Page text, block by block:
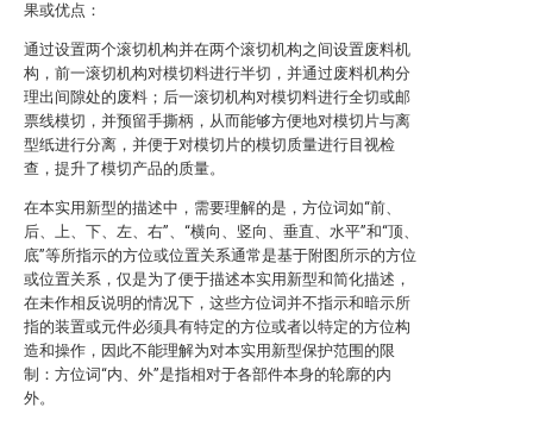
果或优点：
通过设置两个滚切机构并在两个滚切机构之间设置废料机
构，前一滚切机构对模切料进行半切，并通过废料机构分
理出间隙处的废料；后一滚切机构对模切料进行全切或邮
票线模切，并预留手撕柄，从而能够方便地对模切片与离
型纸进行分离，并便于对模切片的模切质量进行目视检
查，提升了模切产品的质量。
在本实用新型的描述中，需要理解的是，方位词如“前、
后、上、下、左、右”、“横向、竖向、垂直、水平”和“顶、
底”等所指示的方位或位置关系通常是基于附图所示的方位
或位置关系，仅是为了便于描述本实用新型和简化描述，
在未作相反说明的情况下，这些方位词并不指示和暗示所
指的装置或元件必须具有特定的方位或者以特定的方位构
造和操作，因此不能理解为对本实用新型保护范围的限
制：方位词“内、外”是指相对于各部件本身的轮廓的内
外。